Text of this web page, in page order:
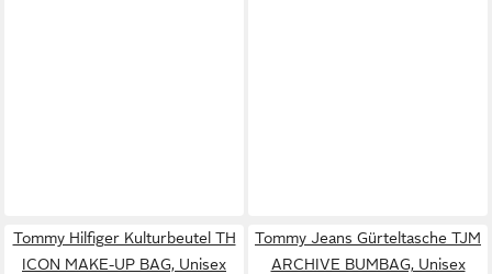
Tommy Hilfiger Kulturbeutel TH
ICON MAKE-UP BAG, Unisex
Tommy Jeans Gürteltasche TJM
ARCHIVE BUMBAG, Unisex